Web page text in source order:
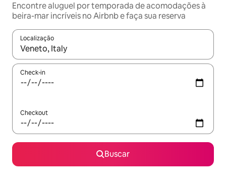
Encontre aluguel por temporada de acomodações à
beira-mar incríveis no Airbnb e faça sua reserva
Localização
Quando os resultados estiverem disponíveis, explore-os
Check-in
Checkout
Buscar